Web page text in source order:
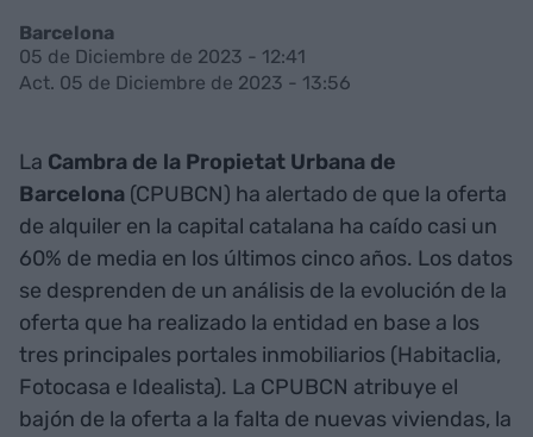
Barcelona
05 de Diciembre de 2023 - 12:41
Act. 05 de Diciembre de 2023 - 13:56
La Cambra de la Propietat Urbana de
Barcelona (CPUBCN) ha alertado de que la oferta
de alquiler en la capital catalana ha caído casi un
60% de media en los últimos cinco años. Los datos
se desprenden de un análisis de la evolución de la
oferta que ha realizado la entidad en base a los
tres principales portales inmobiliarios (Habitaclia,
Fotocasa e Idealista). La CPUBCN atribuye el
bajón de la oferta a la falta de nuevas viviendas, la